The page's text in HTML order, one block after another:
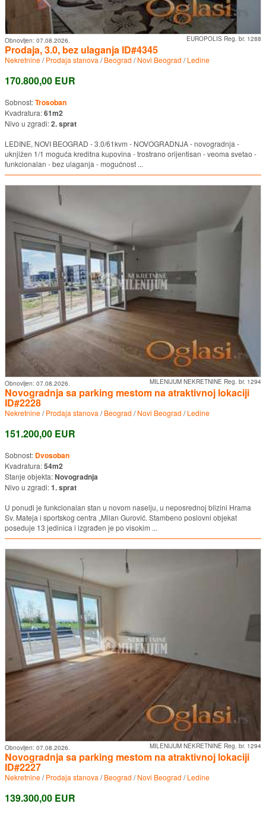
EUROPOLIS Reg. br. 1288
Obnovljen: 07.08.2026.
Prodaja, 3.0, bez ulaganja ID#4345
Nekretnine/Prodaja stanova /Beograd /Novi Beograd /Ledine
170.800,00 EUR
Sobnost:Trosoban
Kvadratura:61m2
Nivo u zgradi:2. sprat
LEDINE, NOVI BEOGRAD - 3.0/61kvm - NOVOGRADNJA - novogradnja -
uknjižen 1/1 moguća kreditna kupovina - trostrano orijentisan - veoma svetao -
funkcionalan - bez ulaganja - mogućnost ...
MILENIJUM NEKRETNINE Reg. br. 1294
Obnovljen: 07.08.2026.
Novogradnja sa parking mestom na atraktivnoj lokaciji
ID#2228
Nekretnine/Prodaja stanova /Beograd /Novi Beograd /Ledine
151.200,00 EUR
Sobnost: Dvosoban
Kvadratura:54m2
Stanje objekta:Novogradnja
Nivo u zgradi:1. sprat
U ponudi je funkcionalan stan u novom naselju, u neposrednoj blizini Hrama
Sv. Mateja i sportskog centra „Milan Gurović. Stambeno poslovni objekat
poseduje 13 jedinica i izgrađen je po visokim ...
MILENIJUM NEKRETNINE Reg. br. 1294
Obnovljen: 07.08.2026.
Novogradnja sa parking mestom na atraktivnoj lokaciji
ID#2227
Nekretnine/Prodaja stanova /Beograd /Novi Beograd /Ledine
139.300,00 EUR